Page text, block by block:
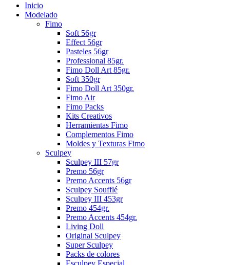
Inicio
Modelado
Fimo
Soft 56gr
Effect 56gr
Pasteles 56gr
Professional 85gr.
Fimo Doll Art 85gr.
Soft 350gr
Fimo Doll Art 350gr.
Fimo Air
Fimo Packs
Kits Creativos
Herramientas Fimo
Complementos Fimo
Moldes y Texturas Fimo
Sculpey
Sculpey III 57gr
Premo 56gr
Premo Accents 56gr
Sculpey Soufflé
Sculpey III 453gr
Premo 454gr.
Premo Accents 454gr.
Living Doll
Original Sculpey
Super Sculpey
Packs de colores
Esculpey Especial